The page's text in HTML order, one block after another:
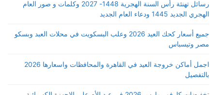
رسائل تهنئة رأس السنة الهجرية 1448- 2027 وكلمات و صور العام
الهجري الجديد 1445 ودعاء العام الجديد
جميع أسعار كحك العيد 2026 وعلب البسكويت في محلات العبد وبسكو
مصر وتيسباس
اجمل أماكن خروجة العيد في القاهرة والمحافظات واسعارها 2026
بالتفصيل